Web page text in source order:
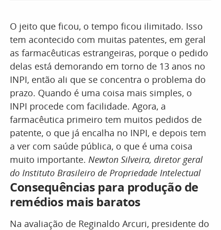
O jeito que ficou, o tempo ficou ilimitado. Isso
tem acontecido com muitas patentes, em geral
as farmacêuticas estrangeiras, porque o pedido
delas está demorando em torno de 13 anos no
INPI, então ali que se concentra o problema do
prazo. Quando é uma coisa mais simples, o
INPI procede com facilidade. Agora, a
farmacêutica primeiro tem muitos pedidos de
patente, o que já encalha no INPI, e depois tem
a ver com saúde pública, o que é uma coisa
muito importante. Newton Silveira, diretor geral
do Instituto Brasileiro de Propriedade Intelectual
Consequências para produção de
remédios mais baratos
Na avaliação de Reginaldo Arcuri, presidente do